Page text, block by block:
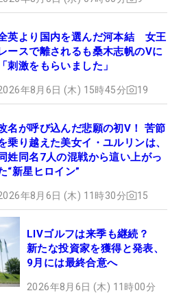
英より国内を選んだ河本結 女王
ースで離されるも桑木志帆のVに
「刺激をもらいました」
年8月6日 (木) 15時45分 19
名が呼び込んだ悲願の初V！ 苦節
乗り越えた美女イ・ユルリンは、
同姓同名7人の混戦から這い上がっ
“新星ヒロイン”
年8月6日 (木) 11時30分 15
LIVゴルフは来季も継続？
新たな投資家を獲得と発表、
9月には最終合意へ
2026年8月6日 (木) 11時00分